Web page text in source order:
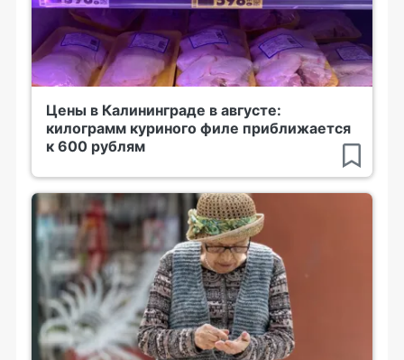
Цены в Калининграде в августе:
килограмм куриного филе приближается
к 600 рублям